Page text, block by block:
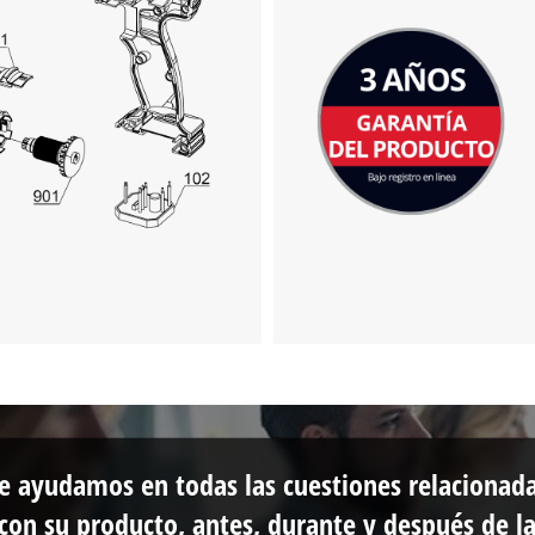
ayudamos en todas las cuestiones
su producto, antes, durante y después de